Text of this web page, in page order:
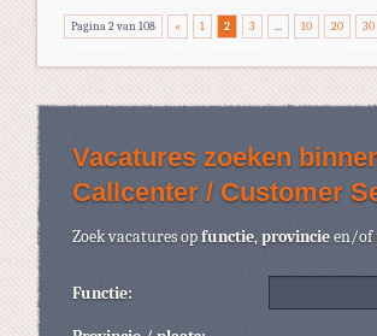
Pagina 2 van 108 « 1 2 3 ... 10 20 30
Vacatures zoeken
Callcenter / Customer
Zoek vacatures opfunctie,provincieen/of
Functie: